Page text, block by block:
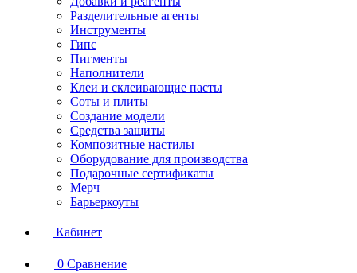
Разделительные агенты
Инструменты
Гипс
Пигменты
Наполнители
Клеи и склеивающие пасты
Соты и плиты
Создание модели
Средства защиты
Композитные настилы
Оборудование для производства
Подарочные сертификаты
Мерч
Барьеркоуты
Кабинет
0 Сравнение